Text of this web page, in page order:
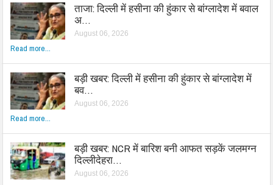
ताजा: दिल्ली में हसीना की हुंकार से बांग्लादेश में बवाल
अ…
August 06, 2026
Read more...
बड़ी खबर: दिल्ली में हसीना की हुंकार से बांग्लादेश में
बव…
August 06, 2026
Read more...
बड़ी खबर: NCR में बारिश बनी आफत सड़कें जलमग्न
दिल्लीदेहरा…
August 06, 2026